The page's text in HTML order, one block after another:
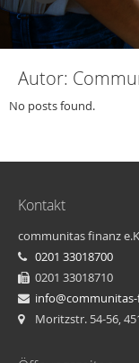
Autor:
No posts found.
Kontakt
communitas finanz
0201 33018700
0201 33018710
Moritzstr. 54-56,